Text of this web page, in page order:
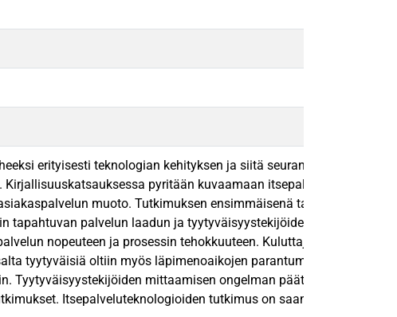
erityisesti teknologian kehityksen ja siitä seuranneen
pyritään kuvaamaan itsepalvelun
muoto. Tutkimuksen ensimmäisenä tavoitteena
tapahtuvan palvelun laadun ja tyytyväisyystekijöiden
nopeuteen ja prosessin tehokkuuteen. Kuluttajien osalta
tyytyväisiä oltiin myös läpimenoaikojen parantumiseen, mikä
Tyytyväisyystekijöiden mittaamisen ongelman pääteltiin
Itsepalveluteknologioiden tutkimus on saanut myös